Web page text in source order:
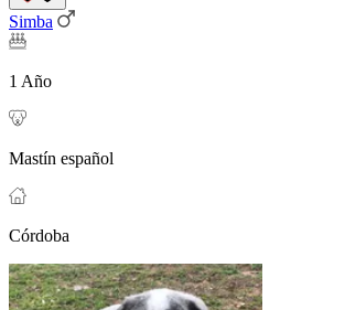
Simba
1 Año
Mastín español
Córdoba